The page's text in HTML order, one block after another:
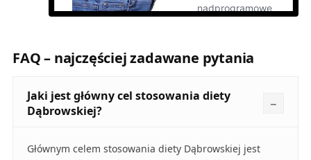
FAQ – najczęściej zadawane pytania
Jaki jest główny cel stosowania diety
Dąbrowskiej?
Głównym celem stosowania diety Dąbrowskiej jest